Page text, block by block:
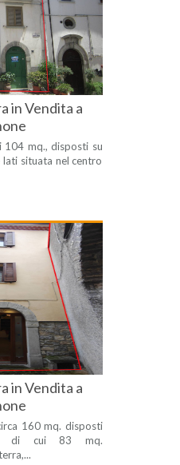
in Vendita a
104 mq., disposti su
situata nel centro
in Vendita a
160 mq. disposti
di cui 83 mq.